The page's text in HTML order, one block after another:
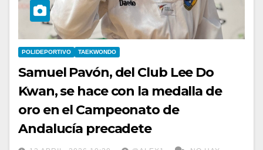
POLIDEPORTIVO TAEKWONDO
Samuel Pavón, del Club Lee Do
Kwan, se hace con la medalla de
oro en el Campeonato de
Andalucía precadete